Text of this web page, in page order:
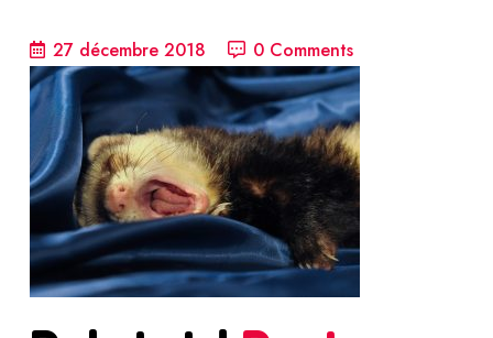
27 décembre 2018 0 Comments